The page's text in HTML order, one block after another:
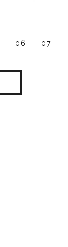
06 07